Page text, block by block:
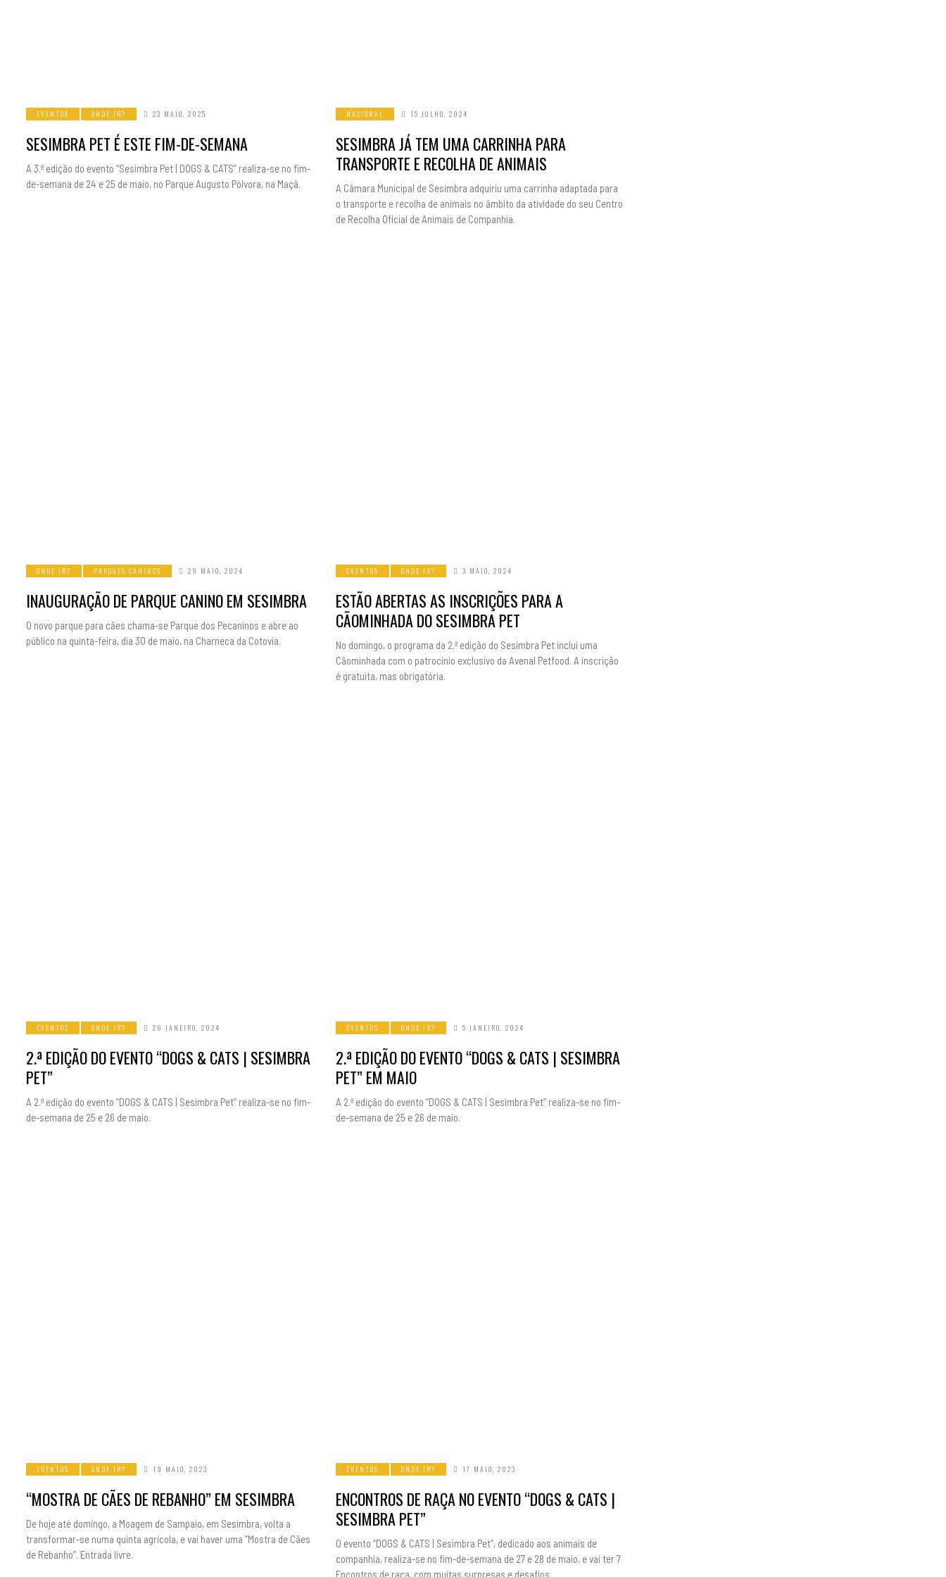
EVENTOS ONDE IR? 23 MAIO, 2025
SESIMBRA PET É ESTE FIM-DE-SEMANA
A 3.ª edição do evento “Sesimbra Pet | DOGS & CATS” realiza-se no fim-
de-semana de 24 e 25 de maio, no Parque Augusto Pólvora, na Maçã.
NACIONAL 15 JULHO, 2024
SESIMBRA JÁ TEM UMA CARRINHA PARA
TRANSPORTE E RECOLHA DE ANIMAIS
A Câmara Municipal de Sesimbra adquiriu uma carrinha adaptada para
o transporte e recolha de animais no âmbito da atividade do seu Centro
de Recolha Oficial de Animais de Companhia.
ONDE IR? PARQUES CANINOS 29 MAIO, 2024
INAUGURAÇÃO DE PARQUE CANINO EM SESIMBRA
O novo parque para cães chama-se Parque dos Pecaninos e abre ao
público na quinta-feira, dia 30 de maio, na Charneca da Cotovia.
EVENTOS ONDE IR? 3 MAIO, 2024
ESTÃO ABERTAS AS INSCRIÇÕES PARA A
CÃOMINHADA DO SESIMBRA PET
No domingo, o programa da 2.ª edição do Sesimbra Pet inclui uma
Cãominhada com o patrocínio exclusivo da Avenal Petfood. A inscrição
é gratuita, mas obrigatória.
EVENTOS ONDE IR? 26 JANEIRO, 2024
2.ª EDIÇÃO DO EVENTO “DOGS & CATS | SESIMBRA
PET”
A 2.ª edição do evento “DOGS & CATS | Sesimbra Pet” realiza-se no fim-
de-semana de 25 e 26 de maio.
EVENTOS ONDE IR? 5 JANEIRO, 2024
2.ª EDIÇÃO DO EVENTO “DOGS & CATS | SESIMBRA
PET” EM MAIO
A 2.ª edição do evento “DOGS & CATS | Sesimbra Pet” realiza-se no fim-
de-semana de 25 e 26 de maio.
EVENTOS ONDE IR? 19 MAIO, 2023
“MOSTRA DE CÃES DE REBANHO” EM SESIMBRA
De hoje até domingo, a Moagem de Sampaio, em Sesimbra, volta a
transformar-se numa quinta agrícola, e vai haver uma “Mostra de Cães
de Rebanho”. Entrada livre.
EVENTOS ONDE IR? 17 MAIO, 2023
ENCONTROS DE RAÇA NO EVENTO “DOGS & CATS |
SESIMBRA PET”
O evento “DOGS & CATS | Sesimbra Pet”, dedicado aos animais de
companhia, realiza-se no fim-de-semana de 27 e 28 de maio, e vai ter 7
Encontros de raça, com muitas surpresas e desafios.